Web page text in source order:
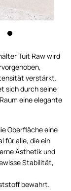
Tuit Raw wird
verstärkt.
sich durch seine
eine elegante
Oberfläche eine
für alle, die ein
Ästhetik und
Stabilität,
bewahrt.